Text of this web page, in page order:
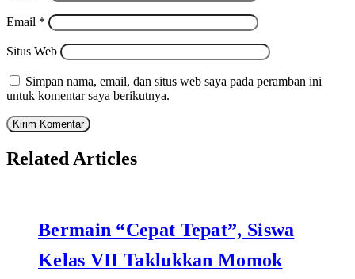
Email *
Situs Web
Simpan nama, email, dan situs web saya pada peramban ini
untuk komentar saya berikutnya.
Related Articles
Bermain “Cepat Tepat”, Siswa
Kelas VII Taklukkan Momok